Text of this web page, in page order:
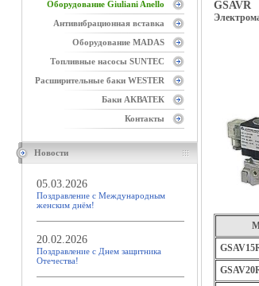
Оборудование Giuliani Anello
Антивибрационная вставка
Оборудование MADAS
Топливные насосы SUNTEC
Расширительные баки WESTER
Баки АКВАТЕК
Контакты
Новости
05.03.2026
Поздравление с Международным
женским днём!
20.02.2026
Поздравление с Днем защитника
Отечества!
GSAVR